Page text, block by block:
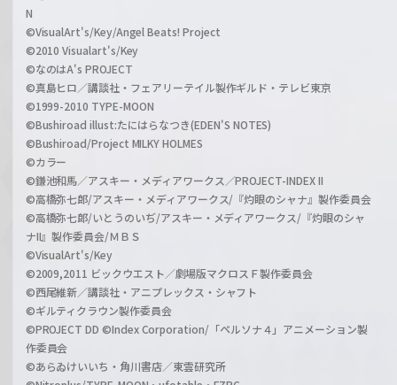
N
©VisualArt's/Key/Angel Beats! Project
©2010 Visualart's/Key
©なのはA's PROJECT
©真島ヒロ／講談社・フェアリーテイル製作ギルド・テレビ東京
©1999-2010 TYPE-MOON
©Bushiroad illust:たにはらなつき(EDEN'S NOTES)
©Bushiroad/Project MILKY HOLMES
©カラー
©鎌池和馬／アスキー・メディアワークス／PROJECT-INDEX II
©高橋弥七郎/アスキー・メディアワークス/『灼眼のシャナ』製作委員会
©高橋弥七郎/いとうのいぢ/アスキー・メディアワークス/『灼眼のシャ
ナII』製作委員会/ＭＢＳ
©VisualArt's/Key
©2009,2011 ビックウエスト／劇場版マクロスＦ製作委員会
©西尾維新／講談社・アニプレックス・シャフト
©ギルティクラウン製作委員会
©PROJECT DD ©Index Corporation/「ペルソナ４」アニメーション製
作委員会
©あらゐけいいち・角川書店／東雲研究所